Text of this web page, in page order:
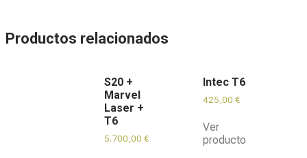
Productos relacionados
S20 +
Marvel
Laser +
T6
5.700,00 €
Intec T6
425,00 €
Ver
producto